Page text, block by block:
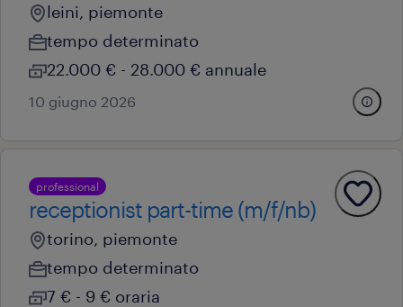
leini, piemonte
tempo determinato
22.000 € - 28.000 € annuale
10 giugno 2026
professional
receptionist part-time (m/f/nb)
torino, piemonte
tempo determinato
7 € - 9 € oraria